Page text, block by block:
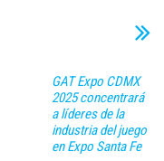
GAT Expo CDMX
2025 concentrará
a líderes de la
industria del juego
en Expo Santa Fe